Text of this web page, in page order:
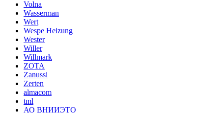
Volna
Wasserman
Wert
Wespe Heizung
Wester
Willer
Willmark
ZOTA
Zanussi
Zerten
almacom
tml
АО ВНИИЭТО